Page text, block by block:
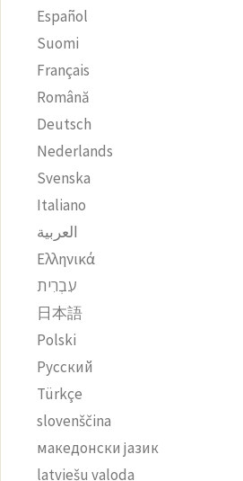
Español
Suomi
Français
Română
Deutsch
Nederlands
Svenska
Italiano
العربية
Ελληνικά
עִבְרִית
日本語
Polski
Русский
Türkçe
slovenščina
македонски јазик
latviešu valoda